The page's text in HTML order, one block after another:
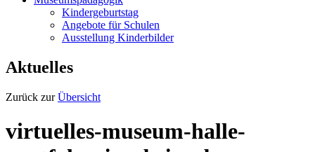
Kindergeburtstag
Angebote für Schulen
Ausstellung Kinderbilder
Aktuelles
Zurück zurÜbersicht
virtuelles-museum-halle-